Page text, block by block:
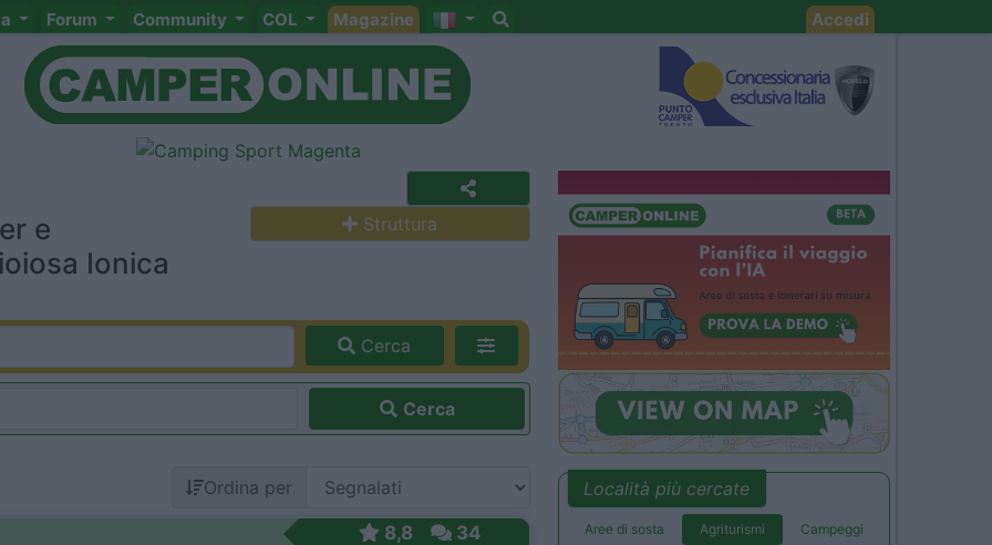
Forum Community COL Magazine Accedi
e
Ionica
Struttura
Cerca
Cerca
Ordina per
8,8 34
Località più cercate
Aree di sosta Agriturismi Campeggi